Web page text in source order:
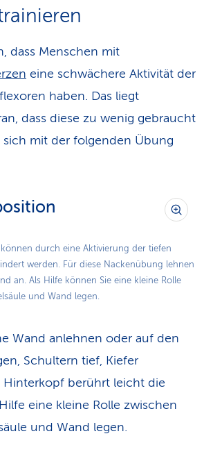
dass Menschen mit
eine schwächere Aktivität der
haben. Das liegt
dass diese zu wenig gebraucht
mit der folgenden Übung
durch eine Aktivierung der tiefen
werden. Für diese Nackenübung lehnen
an. Als Hilfe können Sie eine kleine Rolle
und Wand legen.
Wand anlehnen oder auf den
Schultern tief, Kiefer
Hinterkopf berührt leicht die
eine kleine Rolle zwischen
und Wand legen.